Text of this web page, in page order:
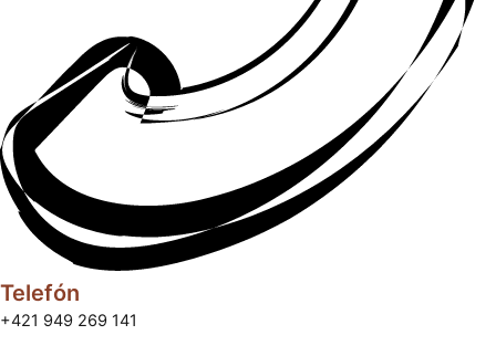
Telefón
+421 949 269 141